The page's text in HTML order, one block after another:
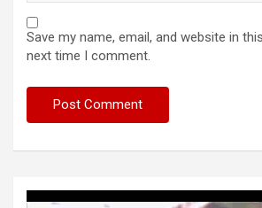
Save my name, email, and website in
next time I comment.